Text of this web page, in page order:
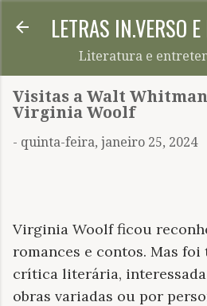
Pular para o
LETRAS IN.VERSO E
Literatura e
Visitas a Walt
Virginia Woolf
- quinta-feira, janeiro 25, 2024
Virginia Woolf ficou
romances e contos. Mas
crítica literária,
obras variadas ou por